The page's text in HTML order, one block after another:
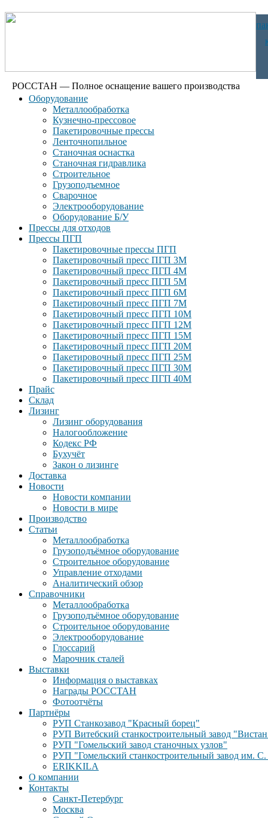
РОССТАН — Полное оснащение вашего производства
Оборудование
Металлообработка
Кузнечно-прессовое
Пакетировочные прессы
Ленточнопильное
Станочная оснастка
Станочная гидравлика
Строительное
Грузоподъемное
Сварочное
Электрооборудование
Оборудование Б/У
Прессы для отходов
Прессы ПГП
Пакетировочные прессы ПГП
Пакетировочный пресс ПГП 3М
Пакетировочный пресс ПГП 4М
Пакетировочный пресс ПГП 5М
Пакетировочный пресс ПГП 6М
Пакетировочный пресс ПГП 7М
Пакетировочный пресс ПГП 10М
Пакетировочный пресс ПГП 12М
Пакетировочный пресс ПГП 15М
Пакетировочный пресс ПГП 20М
Пакетировочный пресс ПГП 25М
Пакетировочный пресс ПГП 30М
Пакетировочный пресс ПГП 40М
Прайс
Склад
Лизинг
Лизинг оборудования
Налогообложение
Кодекс РФ
Бухучёт
Закон о лизинге
Доставка
Новости
Новости компании
Новости в мире
Производство
Статьи
Металлообработка
Грузоподъёмное оборудование
Строительное оборудование
Управление отходами
Аналитический обзор
Справочники
Металлообработка
Грузоподъёмное оборудование
Строительное оборудование
Электрооборудование
Глоссарий
Марочник сталей
Выставки
Информация о выставках
Награды РОССТАН
Фотоотчёты
Партнёры
РУП Станкозавод "Красный борец"
РУП Витебский станкостроительный завод
РУП "Гомельский завод станочных узлов"
РУП "Гомельский станкостроительный завод им.
ERIKKILA
О компании
Контакты
Санкт-Петербург
Москва